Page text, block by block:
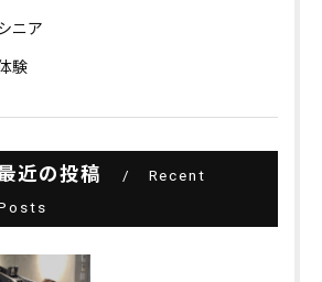
ニア
験
近の投稿
Recent